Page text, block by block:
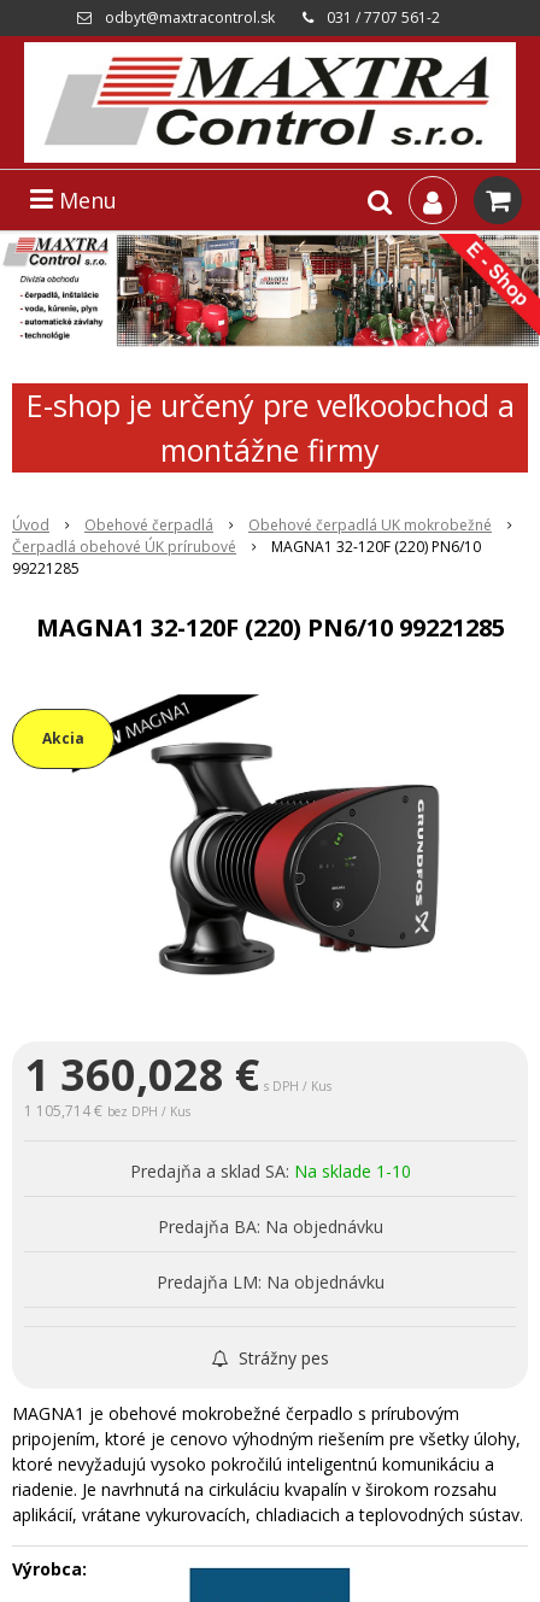
odbyt@maxtracontrol.sk 031 / 7707 561-2
Menu
E-shop je určený pre veľkoobchod a
montážne firmy
Úvod Obehové čerpadlá
Obehové čerpadlá UK mokrobežné
Čerpadlá obehové ÚK prírubové
MAGNA1 32-120F (220) PN6/10
99221285
MAGNA1 32-120F (220) PN6/10 99221285
Akcia
1 360,028 € s DPH / Kus
1 105,714 € bez DPH / Kus
Predajňa a sklad SA: Na sklade 1-10
Predajňa BA: Na objednávku
Predajňa LM: Na objednávku
Strážny pes
MAGNA1 je obehové mokrobežné čerpadlo s prírubovým
pripojením, ktoré je cenovo výhodným riešením pre všetky úlohy,
ktoré nevyžadujú vysoko pokročilú inteligentnú komunikáciu a
riadenie. Je navrhnutá na cirkuláciu kvapalín v širokom rozsahu
aplikácií, vrátane vykurovacích, chladiacich a teplovodných sústav.
Výrobca: